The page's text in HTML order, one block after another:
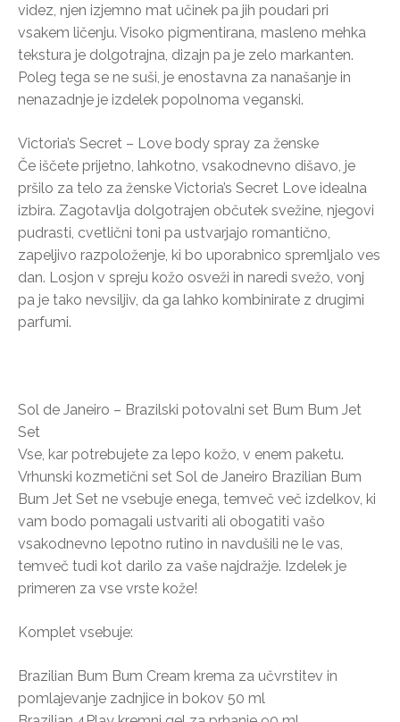
videz, njen izjemno mat učinek pa jih poudari pri
vsakem ličenju. Visoko pigmentirana, masleno mehka
tekstura je dolgotrajna, dizajn pa je zelo markanten.
Poleg tega se ne suši, je enostavna za nanašanje in
nenazadnje je izdelek popolnoma veganski.
Victoria’s Secret – Love body spray za ženske
Če iščete prijetno, lahkotno, vsakodnevno dišavo, je
pršilo za telo za ženske Victoria’s Secret Love idealna
izbira. Zagotavlja dolgotrajen občutek svežine, njegovi
pudrasti, cvetlični toni pa ustvarjajo romantično,
zapeljivo razpoloženje, ki bo uporabnico spremljalo ves
dan. Losjon v spreju kožo osveži in naredi svežo, vonj
pa je tako nevsiljiv, da ga lahko kombinirate z drugimi
parfumi.
Sol de Janeiro – Brazilski potovalni set Bum Bum Jet
Set
Vse, kar potrebujete za lepo kožo, v enem paketu.
Vrhunski kozmetični set Sol de Janeiro Brazilian Bum
Bum Jet Set ne vsebuje enega, temveč več izdelkov, ki
vam bodo pomagali ustvariti ali obogatiti vašo
vsakodnevno lepotno rutino in navdušili ne le vas,
temveč tudi kot darilo za vaše najdražje. Izdelek je
primeren za vse vrste kože!
Komplet vsebuje:
Brazilian Bum Bum Cream krema za učvrstitev in
pomlajevanje zadnjice in bokov 50 ml